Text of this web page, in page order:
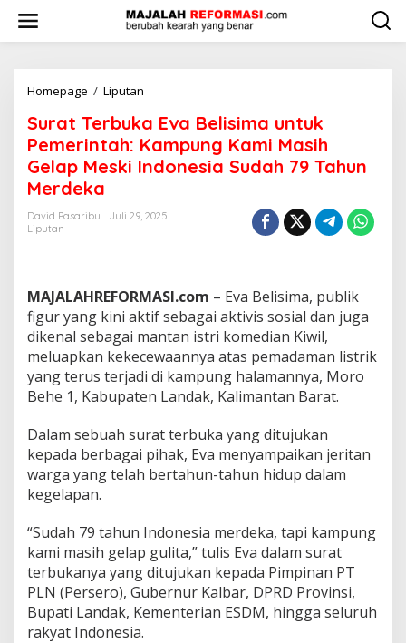
w
Homepage / Liputan
r
a
t
T
b
v
a
B
e
l
i
s
m
a
u
n
k
P
e
m
e
r
Surat Terbuka Eva Belisima untuk
Pemerintah: Kampung Kami Masih
Gelap Meski Indonesia Sudah 79 Tahun
Merdeka
David Pasaribu
Juli 29, 2025
Liputan
MAJALAHREFORMASI.com – Eva Belisima, publik
figur yang kini aktif sebagai aktivis sosial dan juga
dikenal sebagai mantan istri komedian Kiwil,
meluapkan kekecewaannya atas pemadaman listrik
yang terus terjadi di kampung halamannya, Moro
Behe 1, Kabupaten Landak, Kalimantan Barat.
Dalam sebuah surat terbuka yang ditujukan
kepada berbagai pihak, Eva menyampaikan jeritan
warga yang telah bertahun-tahun hidup dalam
kegelapan.
“Sudah 79 tahun Indonesia merdeka, tapi kampung
kami masih gelap gulita,” tulis Eva dalam surat
terbukanya yang ditujukan kepada Pimpinan PT
PLN (Persero), Gubernur Kalbar, DPRD Provinsi,
Bupati Landak, Kementerian ESDM, hingga seluruh
rakyat Indonesia.